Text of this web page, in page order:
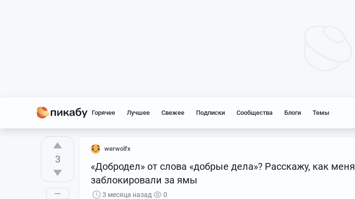
Горячее Лучшее Свежее Подписки Сообщества Блоги Темы
3
werwolfx
«Добродел» от слова «добрые дела»? Расскажу, как меня
заблокировали за ямы
3 месяца назад 0